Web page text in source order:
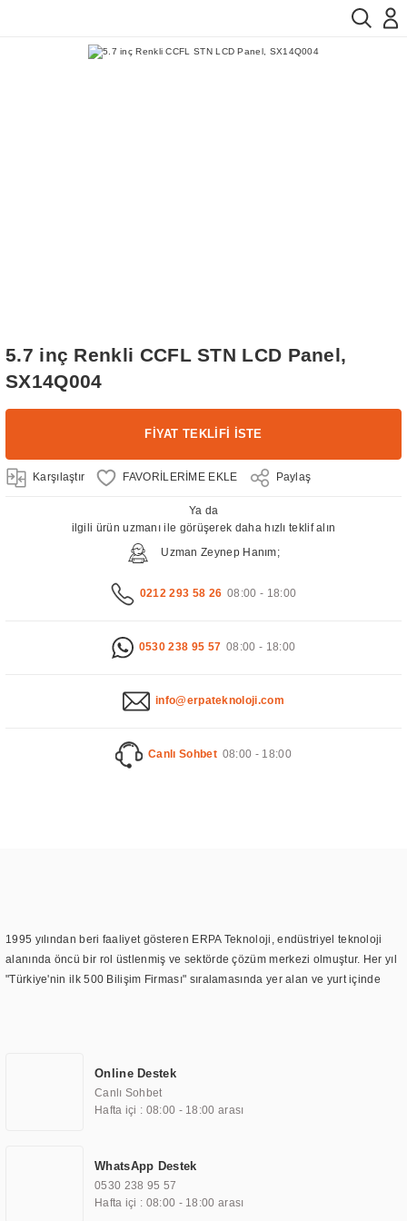
5.7 inç Renkli CCFL STN LCD Panel,
SX14Q004
FİYAT TEKLİFİ İSTE
Karşılaştır Paylaş
Ya da
ilgili ürün uzmanı ile görüşerek daha hızlı teklif alın
Uzman Zeynep Hanım;
0212 293 58 26 08:00 - 18:00
0530 238 95 57 08:00 - 18:00
info@erpateknoloji.com
Canlı Sohbet 08:00 - 18:00
1995 yılından beri faaliyet gösteren ERPA Teknoloji, endüstriyel teknoloji
alanında öncü bir rol üstlenmiş ve sektörde çözüm merkezi olmuştur. Her yıl
"Türkiye'nin ilk 500 Bilişim Firması" sıralamasında yer alan ve yurt içinde
TOCHI markası altında kendi ürettiği ürünlerde kullanmıştır. Günümüzde
TOCHI; videowall, digital signage, kiosk, totem, akıllı durak ekranı, araç içi
ekran, asansör ekranı, digital menüboard, marin ekran, medikal ekran,
ekranları, endüstriyel ekranlar, kapı önü bilgi ekranları, panel PC,
endüstriyel Panel PC, mini PC, endüstriyel mini PC ve akıllı bina sistemleri
gibi çözümleri 4.5" ile 110” boyutları arasında üretebilirken, ayrıca standart
Online Destek
Canlı Sohbet
Hafta içi : 08:00 - 18:00 arası
WhatsApp Destek
0530 238 95 57
Hafta içi : 08:00 - 18:00 arası